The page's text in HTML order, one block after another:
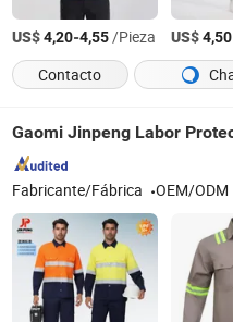
US$4,20-4,55/Pieza US$4,50
Contacto
Gaomi Jinpeng Labor
Fabricante/Fábrica OEM/ODM